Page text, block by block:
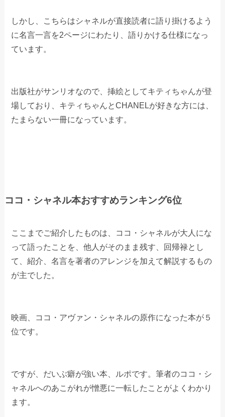
しかし、こちらはシャネルが直接読者に語り掛けるよう
に名言一言を2ページにわたり、語りかける仕様になっ
ています。
出版社がサンリオなので、挿絵としてキティちゃんが登
場しており、キティちゃんとCHANELが好きな方には、
たまらない一冊になっています。
ココ・シャネル本おすすめランキング6位
ここまでご紹介したものは、ココ・シャネルが大人にな
って語ったことを、他人がそのまま残す、回帰禄とし
て、紹介、名言を著者のアレンジを加えて解説するもの
が主でした。
映画、ココ・アヴァン・シャネルの原作になった本が５
位です。
ですが、だいぶ癖が強い本、ルポです。筆者のココ・シ
ャネルへのあこがれが憎悪に一転したことがよくわかり
ます。